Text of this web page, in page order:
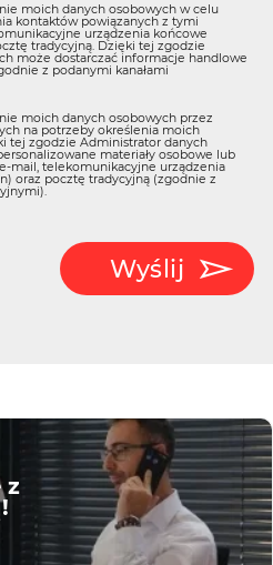
moich danych osobowych w celu
kontaktów powiązanych z tymi
urządzenia końcowe
tradycyjną. Dzięki tej zgodzie
może dostarczać informacje handlowe
z podanymi kanałami
moich danych osobowych przez
na potrzeby określenia moich
tej zgodzie Administrator danych
materiały osobowe lub
mail, telekomunikacyjne urządzenia
oraz pocztę tradycyjną (zgodnie z
Wyślij
z